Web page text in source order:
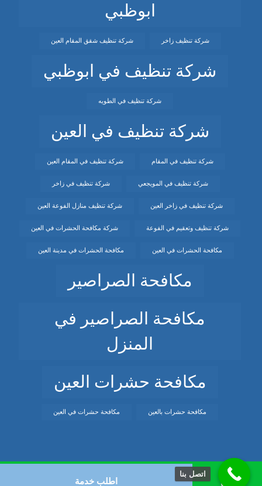
ابوظبي
شركة تنظيف زاخر شركة تنظيف شقق المقام العين
شركة تنظيف في ابوظبي
شركة تنظيف في الطويه
شركة تنظيف في العين
شركة تنظيف في المقام شركة تنظيف في المقام العين
شركة تنظيف في المويجعي شركة تنظيف في زاخر
شركة تنظيف في زاخر العين شركة تنظيف منازل الفوعة العين
شركة تنظيف وتعقيم في الفوعة شركة مكافحة الحشرات في العين
مكافحة الحشرات في العين مكافحة الحشرات في مدينة العين
مكافحة الصراصير
مكافحة الصراصير في
المنزل
مكافحة حشرات العين
مكافحة حشرات بالعين مكافحة حشرات في العين
© حقوق النشر 2026. كل الحقوق محفوظة. اطلب خدمة
اتصل بنا